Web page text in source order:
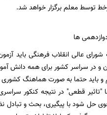
توسط معلم برگزار خواهد شد.
ها
عالی انقلاب فرهنگی باید
سراسر کشور برای همه دانش
و باید حتما به صورت هماهنگ
قطعی" در نتیجه کنکور
حل شود با پیگیری، بحث و تبادل